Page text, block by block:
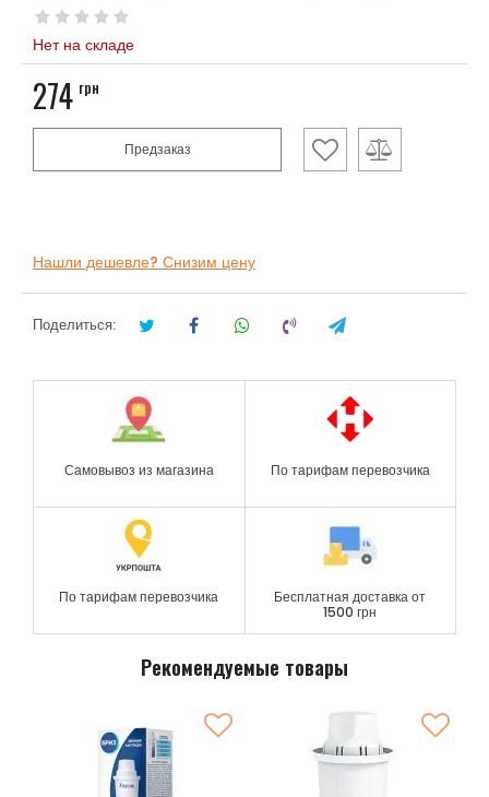
Нет на складе
274 грн
Предзаказ
Нашли дешевле? Снизим цену
Поделиться:
Самовывоз из магазина По тарифам перевозчика
По тарифам перевозчика
Бесплатная доставка от
1500 грн
Рекомендуемые товары